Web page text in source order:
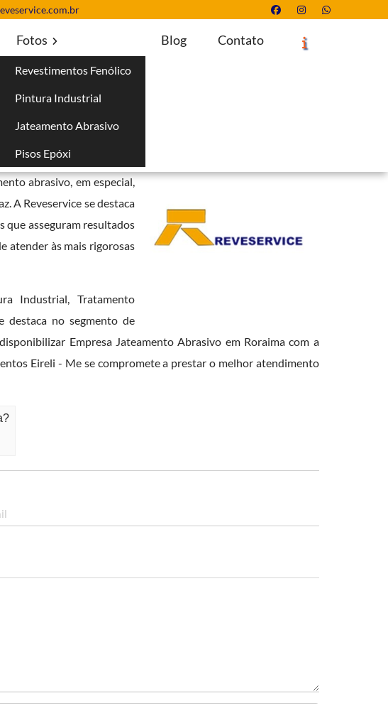
Fotos
Revestimentos Fenólico
Pintura Industrial
Jateamento Abrasivo
Pisos Epóxi
Blog Contato
Solicite um Orçamento
garantir a durabilidade
abrasivo, em especial,
A Reveservice se destaca
que asseguram resultados
atender às mais rigorosas
Industrial, Tratamento
destaca no segmento de
Empresa Jateamento Abrasivo em Roraima com a
Eireli - Me se compromete a prestar o melhor atendimento